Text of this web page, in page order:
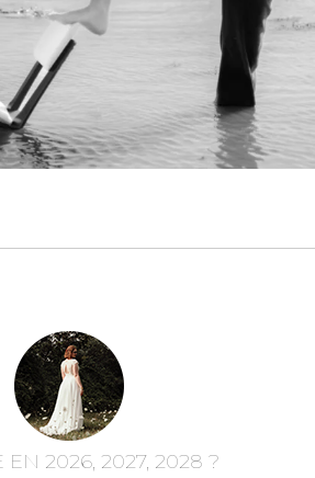
EN 2026, 2027, 2028 ?